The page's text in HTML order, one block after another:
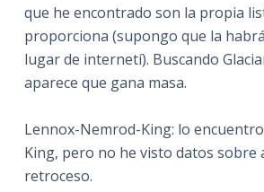
que he encontrado son la propia
proporciona (supongo que la
lugar de internetí). Buscando
aparece que gana masa.
Lennox-Nemrod-King: lo
King, pero no he visto datos sobre
retroceso.